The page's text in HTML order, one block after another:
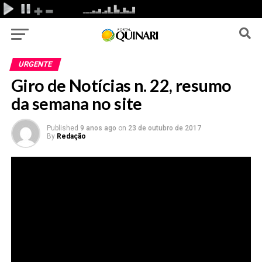
URGENTE
Giro de Notícias n. 22, resumo
da semana no site
Published 9 anos ago on 23 de outubro de 2017
By Redação